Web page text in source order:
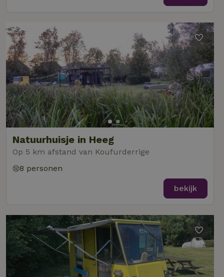
Natuurhuisje in Heeg
Op 5 km afstand van Koufurderrige
8 personen
bekijk